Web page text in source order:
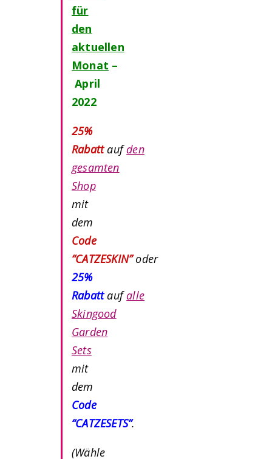
für
den
aktuellen
Monat –
April
2022
25%
Rabattaufden
gesamten
Shop
mit
dem
Code
“CATZESKIN”oder
25%
Rabattaufalle
Skingood
Garden
Sets
mit
dem
Code
“CATZESETS”.
(Wähle